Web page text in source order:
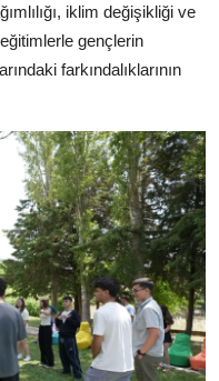
iklim değişikliği ve
gençlerin
farkındalıklarının